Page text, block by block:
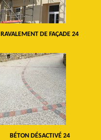
RAVALEMENT DE FAÇADE 24
BÉTON DÉSACTIVÉ 24